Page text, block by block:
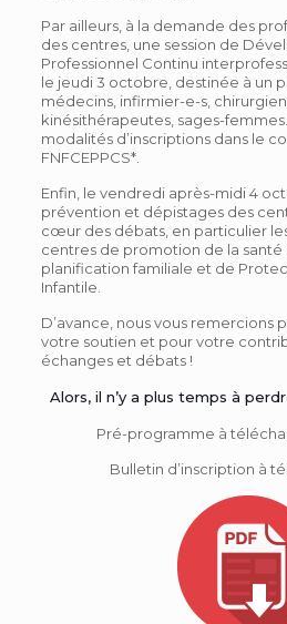
Par ailleurs, à la demande des
des centres, une session de
Professionnel Continu
le jeudi 3 octobre, destinée à un
médecins, infirmier-e-s,
kinésithérapeutes, sages-
modalités d’inscriptions dans le
FNFCEPPCS*.
Enfin, le vendredi après-midi 4
prévention et dépistages des
cœur des débats, en particulier
centres de promotion de la santé
planification familiale et de
Infantile.
D’avance, nous vous remercions
votre soutien et pour votre
échanges et débats !
Alors, il n’y a plus temps à
Pré-programme à
Bulletin d’inscription à